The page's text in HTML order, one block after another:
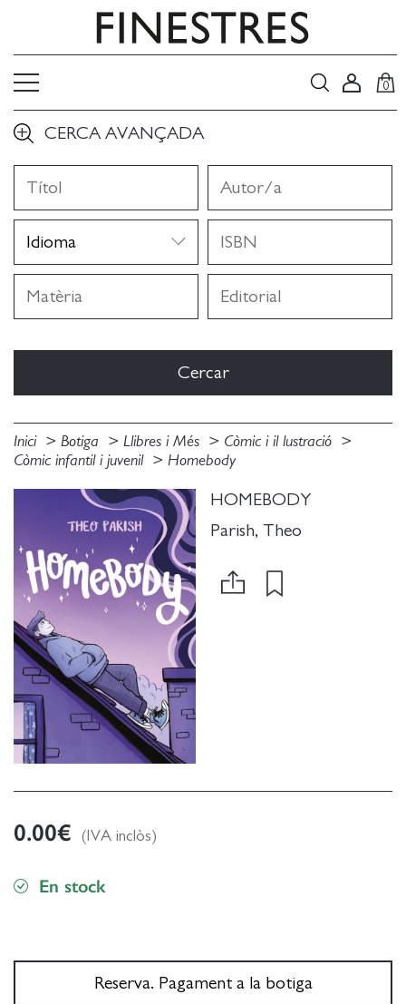
0
CERCA AVANÇADA
Inici Botiga Llibres i Més
Còmic i il lustració
Còmic infantil i juvenil
Homebody
HOMEBODY
Parish, Theo
0.00€ (IVA inclòs)
En stock
Reserva. Pagament a la botiga